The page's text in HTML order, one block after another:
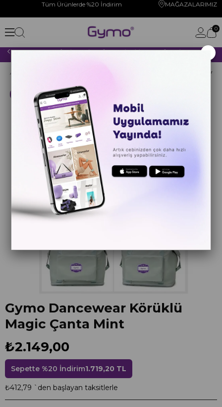
Tüm Ürünlerde %20 İndirim MAĞAZALARIMIZ
0
2000 TL VE ÜZERİ YAPACAĞINIZ TÜM ALIŞVERİŞLERİNİZDE KARGO ÜCRETSİZ!
Anasayfa Gymo
Kargo Bedava
Gymo Dancewear Körüklü
Magic Çanta Mint
₺2.149,00
Sepette %20 İndirim1.719,20 TL
₺412,79 `den başlayan taksitlerle